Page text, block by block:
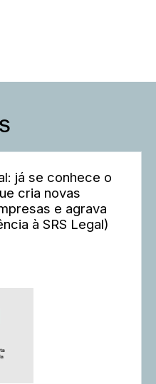
já se conhece o
cria novas
e agrava
à SRS Legal)